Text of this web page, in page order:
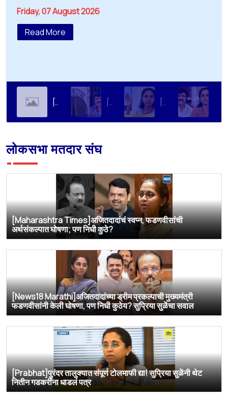
Friday, 07 August 2026
Read More
[Soha Ali Khan]Supriya Sule on Family, Power & Politics | Soha Ali Khan | Supriya Sule | All About Her [Loksatta]संतोष देशमुख हत्या प्रकरण : वाल्मिक कराडची रवानगी नागपूर कारागृहात करण्याची सुप्रिया सुळेंची मागणी [Dainik Prabhat]‘वाल्मिक कराडला बीड कारागृहातून नागपूरला हलवा’; सुप्रिया सुळेंची मुख्यमंत्र्यांकडे मोठी मागणी
लोकसभा मतदार संघ
[Maharashtra Times]अजितदादांचं स्वप्न, फडणवीसांची
अर्थसंकल्पात घोषणा; पण निधी कुठे?
[News18 Marathi]अजितदादांच्या ड्रीम प्रकल्पाची मुख्यमंत्री
फडणवीसांनी केली घोषणा, पण निधी कुठेय? सुप्रिया सुळेंचा सवाल
[Prabhat]पुरंदर तालुक्यात संपूर्ण टोलमाफी द्या! सुप्रिया सुळेंनी थेट
नितीन गडकरींना धाडलं पत्र